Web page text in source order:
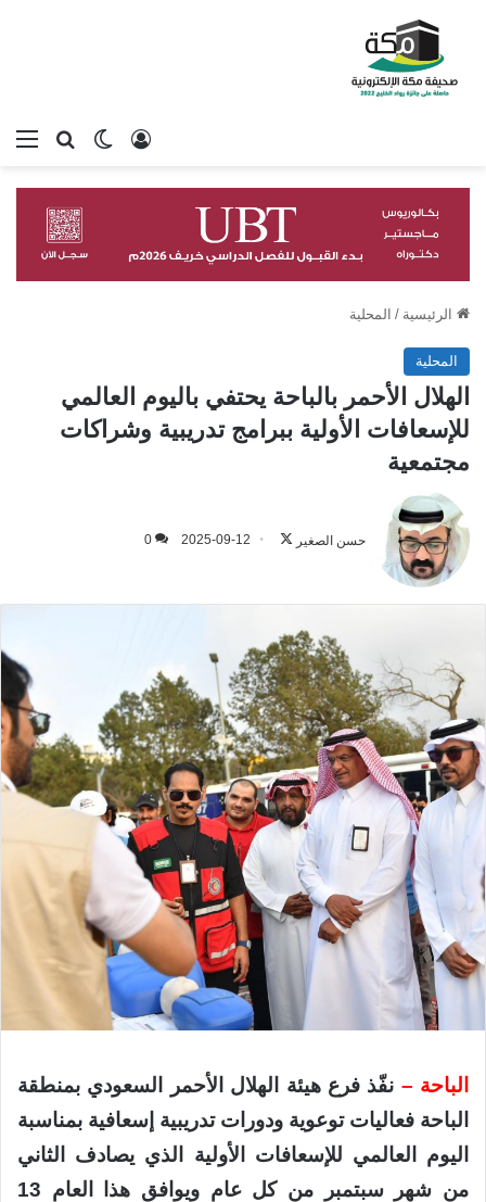
بحثالوضع
تسجيل الدخول
الرئيسية / المحلية
المحلية
الهلال الأحمر بالباحة يحتفي باليوم العالمي
للإسعافات الأولية ببرامج تدريبية وشراكات
مجتمعية
حسن الصغير
على
2025-09-12
0
الباحة – نفّذ فرع هيئة الهلال الأحمر السعودي بمنطقة
الباحة فعاليات توعوية ودورات تدريبية إسعافية بمناسبة
اليوم العالمي للإسعافات الأولية الذي يصادف الثاني
من شهر سبتمبر من كل عام ويوافق هذا العام 13